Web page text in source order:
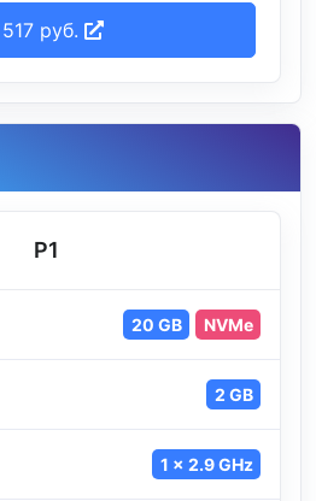
517 руб.
P1
20 GB NVMe
2 GB
1 x 2.9 GHz